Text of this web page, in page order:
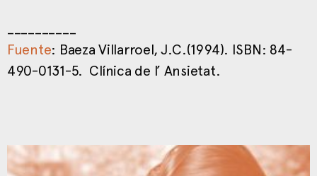
__________
Fuente: Baeza Villarroel, J.C.(1994). ISBN: 84-
490-0131-5. Clínica de l’ Ansietat.